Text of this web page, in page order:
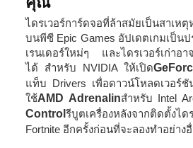
ไดรเวอร์การ์ดจอที่ล้าสมัยเป็นสาเห
บนพีซี Epic Games อัปเดตเกมเป็น
เรนเดอร์ใหม่ๆ และไดรเวอร์เก่าอ
ได้ สำหรับ NVIDIA ให้เปิด
แท็บ Drivers เพื่อดาวน์โหลดเวอร์
ใช้AMD Adrenalinสำหรับ Intel
Control รีบูตเครื่องหลังจากติดตั้ง
Fortnite อีกครั้งก่อนที่จะลองทำอย่าง